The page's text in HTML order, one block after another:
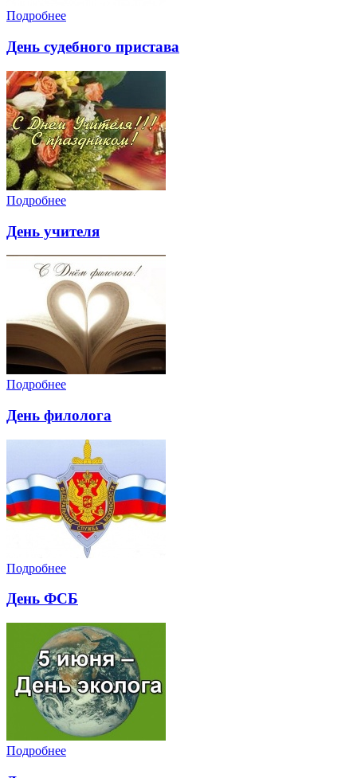
Подробнее
День судебного пристава
Подробнее
День учителя
Подробнее
День филолога
Подробнее
День ФСБ
Подробнее